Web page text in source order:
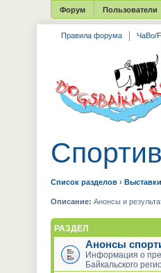
Форум Пользователи
Правила форума ЧаВо/
Список разделов ›
Описание: Анонсы и
РАЗДЕЛ
Анонсы
Информация о
Байкальского